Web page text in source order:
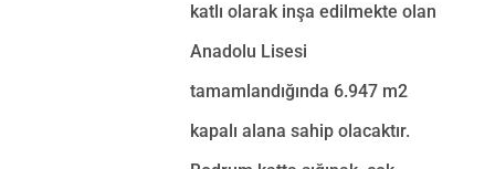
katlı olarak inşa edilmekte olan
Anadolu Lisesi
tamamlandığında 6.947 m2
kapalı alana sahip olacaktır.